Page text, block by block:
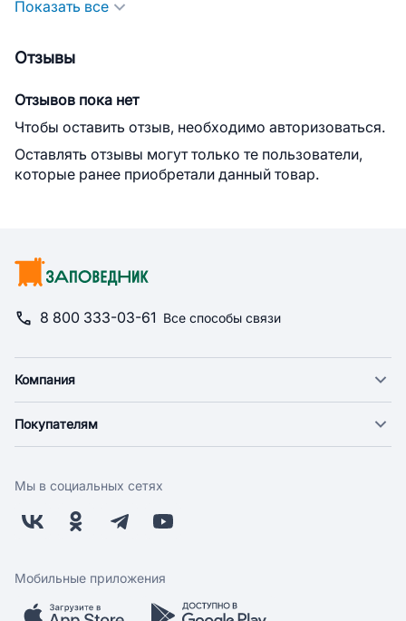
Показать все
Отзывы
Отзывов пока нет
Чтобы оставить отзыв, необходимо авторизоваться.
Оставлять отзывы могут только те пользователи,
которые ранее приобретали данный товар.
8 800 333-03-61 Все способы связи
Компания
Новости
Поставщикам
Заводчикам
Обратная связь
Покупателям
Оплата
Бонусная программа
Скидки и акции
Мы в социальных сетях
Мобильные приложения